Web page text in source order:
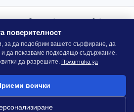
българското търговско
в сайта се показват без ДДС, а ДДС се
завършване на поръчката, когато е
приложимо.
LTD,
поверителност
за да подобрим вашето сърфиране, да
да показваме подходящо съдържание.
да разрешите. Политика за
всички